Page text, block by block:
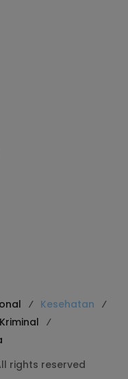
Kesehatan
Kriminal
rights reserved